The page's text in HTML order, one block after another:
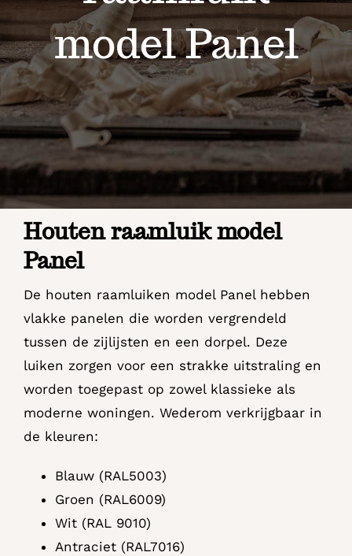
Contact
model Panel
Houten raamluik model
Panel
De houten raamluiken model Panel hebben
vlakke panelen die worden vergrendeld
tussen de zijlijsten en een dorpel. Deze
luiken zorgen voor een strakke uitstraling en
worden toegepast op zowel klassieke als
moderne woningen. Wederom verkrijgbaar in
de kleuren:
Blauw (RAL5003)
Groen (RAL6009)
Wit (RAL 9010)
Antraciet (RAL7016)